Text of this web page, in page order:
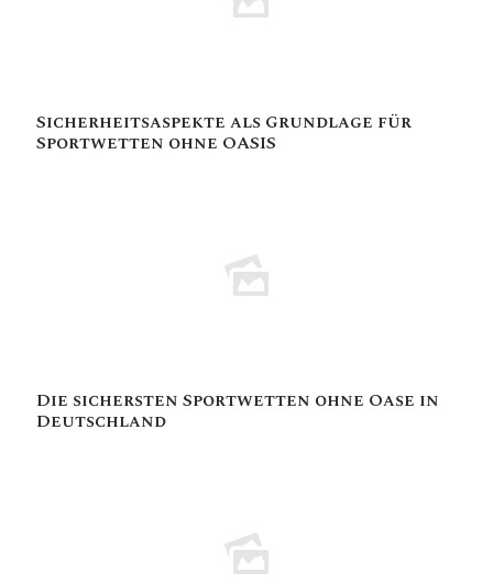
Sicherheitsaspekte als Grundlage für
Sportwetten ohne OASIS
Die sichersten Sportwetten ohne Oase in
Deutschland